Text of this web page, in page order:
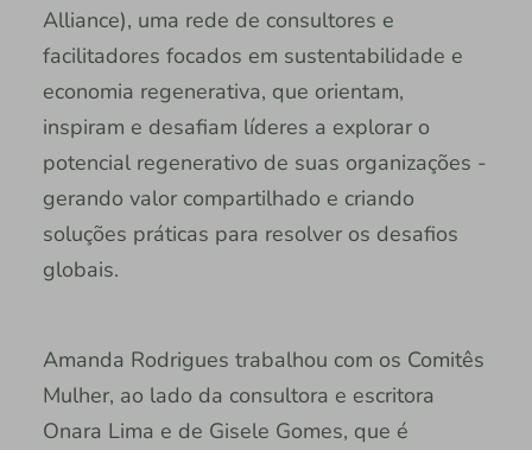
Alliance), uma rede de consultores e
facilitadores focados em sustentabilidade e
economia regenerativa, que orientam,
inspiram e desafiam líderes a explorar o
potencial regenerativo de suas organizações -
gerando valor compartilhado e criando
soluções práticas para resolver os desafios
globais.
Amanda Rodrigues trabalhou com os Comitês
Mulher, ao lado da consultora e escritora
Onara Lima e de Gisele Gomes, que é